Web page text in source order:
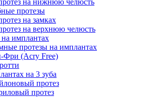
протезы
на замках
на верхнюю челюсть
имплантах
протезы на имплантах
Фри (Acry Free)
на 3 зуба
протез
протез